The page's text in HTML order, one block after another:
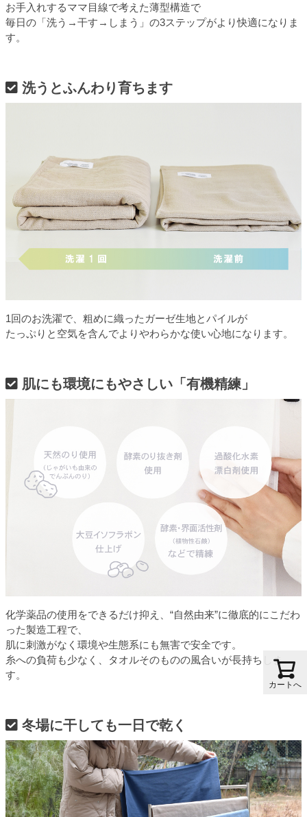
お手入れするママ目線で考えた薄型構造で
毎日の「洗う→干す→しまう」の3ステップがより快適になりま
す。
洗うとふんわり育ちます
1回のお洗濯で、粗めに織ったガーゼ生地とパイルが
たっぷりと空気を含んでよりやわらかな使い心地になります。
肌にも環境にもやさしい「有機精練」
化学薬品の使用をできるだけ抑え、“自然由来”に徹底的にこだわ
った製造工程で、
肌に刺激がなく環境や生態系にも無害で安全です。
糸への負荷も少なく、タオルそのものの風合いが長持ちしま
す。
冬場に干しても一日で乾く
カートへ